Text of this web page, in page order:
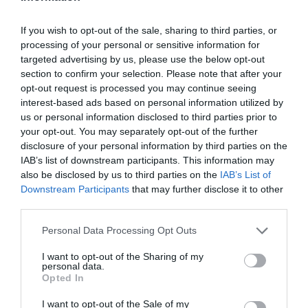
If you wish to opt-out of the sale, sharing to third parties, or
processing of your personal or sensitive information for
targeted advertising by us, please use the below opt-out
section to confirm your selection. Please note that after your
opt-out request is processed you may continue seeing
interest-based ads based on personal information utilized by
us or personal information disclosed to third parties prior to
your opt-out. You may separately opt-out of the further
disclosure of your personal information by third parties on the
IAB’s list of downstream participants. This information may
also be disclosed by us to third parties on the IAB’s List of
Downstream Participants that may further disclose it to other
Personal Data Processing Opt Outs
I want to opt-out of the Sharing of my
personal data.
Opted In
I want to opt-out of the Sale of my
gastronomiczne, które zachwycają nie tylko
smakami, ale także widokiem. Warto odwiedzić
lokalne rynki oraz restauracje serwujące świeże
owoce morza, gdzie każda potrawa jest
przygotowana na bieżąco, co gwarantuje
niezapomniane doznania kulinarne.
Lokalne informacje i zwyczaje
Bali jest niezwykle gościnne, a mieszkańcy są
otwarci na turystów. Warto jednak poznać kilka
lokalnych zwyczajów i zasad, aby uniknąć faux pas.
Zrozumienie kultury lokalnej wzbogaca
Zdrowie i bezpieczeństwo
Przed podróżą do Nusa Dua, warto być
świadomym lokalnych warunków zdrowotnych.